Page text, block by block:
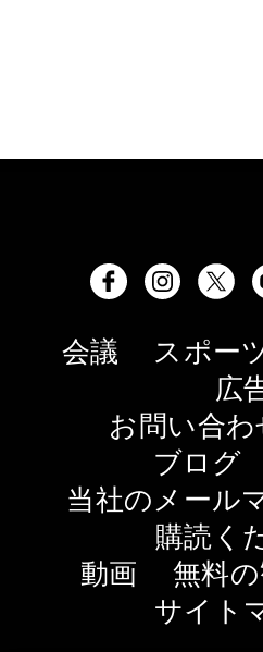
会議 スポー
広
お問い合わ
ブログ
当社のメール
購読く
動画
無料
サイト